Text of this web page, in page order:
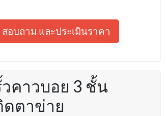
สอบถาม และประเมินราคา
คาวบอย 3 ชั้น
ดตาข่าย